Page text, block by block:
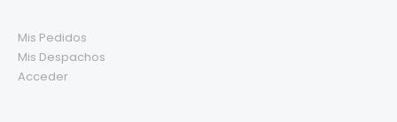
Mis Pedidos
Mis Despachos
Acceder